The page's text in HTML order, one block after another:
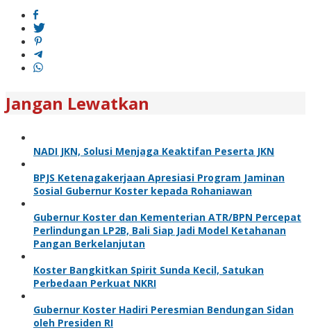
Jangan Lewatkan
NADI JKN, Solusi Menjaga Keaktifan Peserta JKN
BPJS Ketenagakerjaan Apresiasi Program Jaminan
Sosial Gubernur Koster kepada Rohaniawan
Gubernur Koster dan Kementerian ATR/BPN Percepat
Perlindungan LP2B, Bali Siap Jadi Model Ketahanan
Pangan Berkelanjutan
Koster Bangkitkan Spirit Sunda Kecil, Satukan
Perbedaan Perkuat NKRI
Gubernur Koster Hadiri Peresmian Bendungan Sidan
oleh Presiden RI